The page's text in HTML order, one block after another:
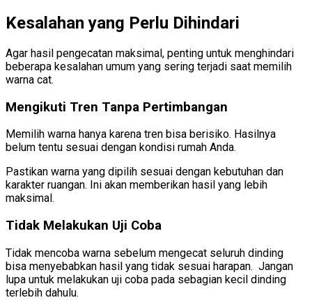
Kesalahan yang Perlu Dihindari
Agar hasil pengecatan maksimal, penting untuk menghindari
beberapa kesalahan umum yang sering terjadi saat memilih
warna cat.
Mengikuti Tren Tanpa Pertimbangan
Memilih warna hanya karena tren bisa berisiko. Hasilnya
belum tentu sesuai dengan kondisi rumah Anda.
Pastikan warna yang dipilih sesuai dengan kebutuhan dan
karakter ruangan. Ini akan memberikan hasil yang lebih
maksimal.
Tidak Melakukan Uji Coba
Tidak mencoba warna sebelum mengecat seluruh dinding
bisa menyebabkan hasil yang tidak sesuai harapan. Jangan
lupa untuk melakukan uji coba pada sebagian kecil dinding
terlebih dahulu.